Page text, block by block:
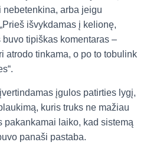
arba jeigu
išvykdamas į kelionę,
buvo tipiškas komentaras –
atrodo tinkama, o po to tobulink
įgulos patirties lygį,
kuris truks ne mažiau
laiko, kad sistemą
panaši pastaba.